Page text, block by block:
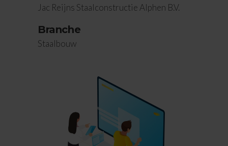
Jac Reijns Staalconstructie Alphen B.V.
Branche
Staalbouw